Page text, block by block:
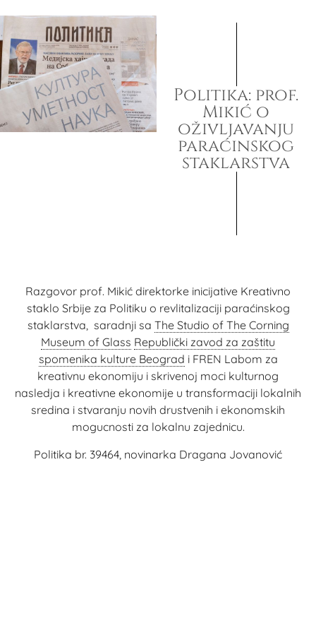
Politika: prof.
Mikić o
oživljavanju
paraćinskog
staklarstva
Razgovor prof. Mikić direktorke inicijative Kreativno
staklo Srbije za Politiku o revlitalizaciji paraćinskog
staklarstva, saradnji sa The Studio of The Corning
Museum of Glass Republički zavod za zaštitu
spomenika kulture Beograd i FREN Labom za
kreativnu ekonomiju i skrivenoj moci kulturnog
nasledja i kreativne ekonomije u transformaciji lokalnih
sredina i stvaranju novih drustvenih i ekonomskih
mogucnosti za lokalnu zajednicu.
Politika br. 39464, novinarka Dragana Jovanović